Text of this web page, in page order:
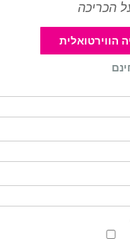
הכריכה
הווירטואלית